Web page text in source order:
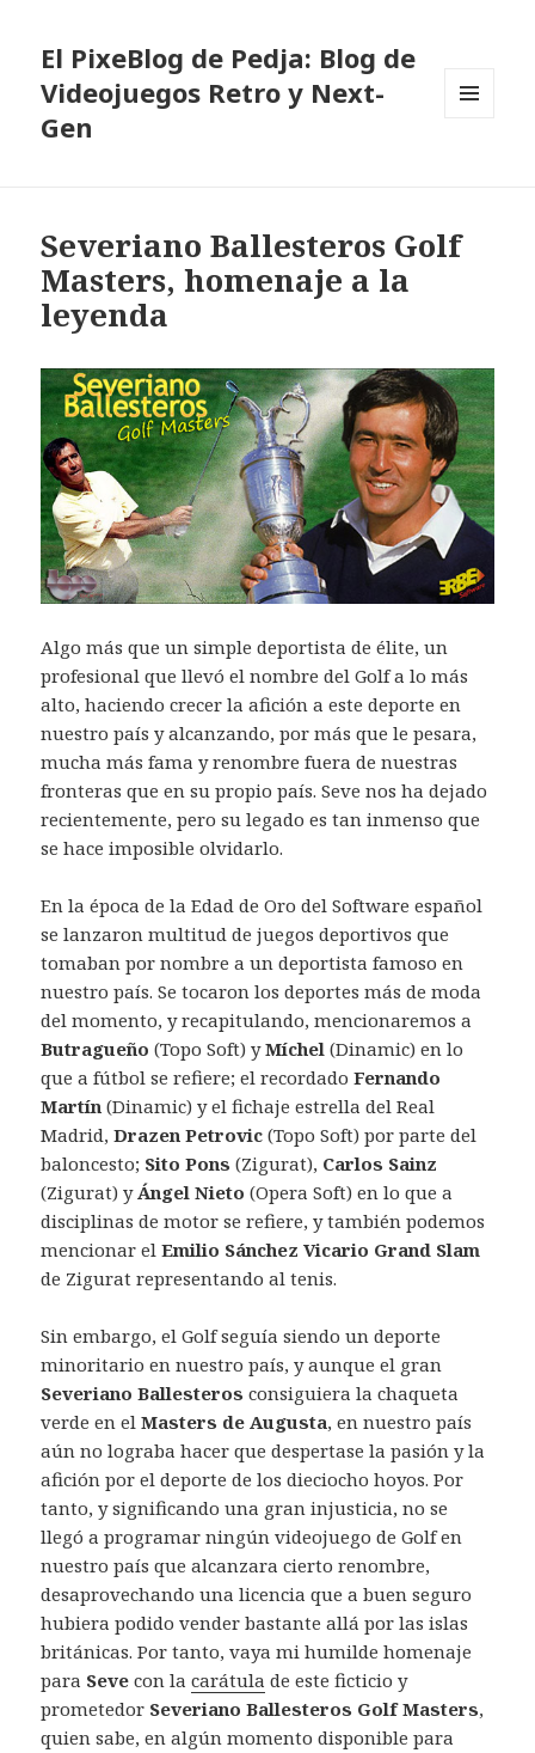
El PixeBlog de Pedja: Blog de
Videojuegos Retro y Next-
Gen
Severiano Ballesteros Golf
Masters, homenaje a la
leyenda
Algo más que un simple deportista de élite, un
profesional que llevó el nombre del Golf a lo más
alto, haciendo crecer la afición a este deporte en
nuestro país y alcanzando, por más que le pesara,
mucha más fama y renombre fuera de nuestras
fronteras que en su propio país. Seve nos ha dejado
recientemente, pero su legado es tan inmenso que
se hace imposible olvidarlo.
En la época de la Edad de Oro del Software español
se lanzaron multitud de juegos deportivos que
tomaban por nombre a un deportista famoso en
nuestro país. Se tocaron los deportes más de moda
del momento, y recapitulando, mencionaremos a
Butragueño(Topo Soft) yMíchel(Dinamic) en lo
que a fútbol se refiere; el recordadoFernando
Martín(Dinamic) y el fichaje estrella del Real
Madrid,Drazen Petrovic (Topo Soft) por parte del
baloncesto; Sito Pons (Zigurat), Carlos Sainz
(Zigurat) yÁngel Nieto (Opera Soft) en lo que a
disciplinas de motor se refiere, y también podemos
mencionar elEmilio Sánchez Vicario Grand Slam
de Zigurat representando al tenis.
Sin embargo, el Golf seguía siendo un deporte
minoritario en nuestro país, y aunque el gran
Severiano Ballesteros consiguiera la chaqueta
verde en elMasters de Augusta, en nuestro país
aún no lograba hacer que despertase la pasión y la
afición por el deporte de los dieciocho hoyos. Por
tanto, y significando una gran injusticia, no se
llegó a programar ningún videojuego de Golf en
nuestro país que alcanzara cierto renombre,
desaprovechando una licencia que a buen seguro
hubiera podido vender bastante allá por las islas
británicas. Por tanto, vaya mi humilde homenaje
para Seve con lacarátula de este ficticio y
prometedor Severiano Ballesteros Golf Masters,
quien sabe, en algún momento disponible para